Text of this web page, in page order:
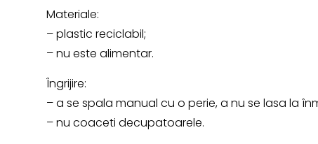
Materiale:
– plastic reciclabil;
– nu este alimentar.
Îngrijire:
– a se spala manual cu o perie, a nu se lasa la
– nu coaceti decupatoarele.